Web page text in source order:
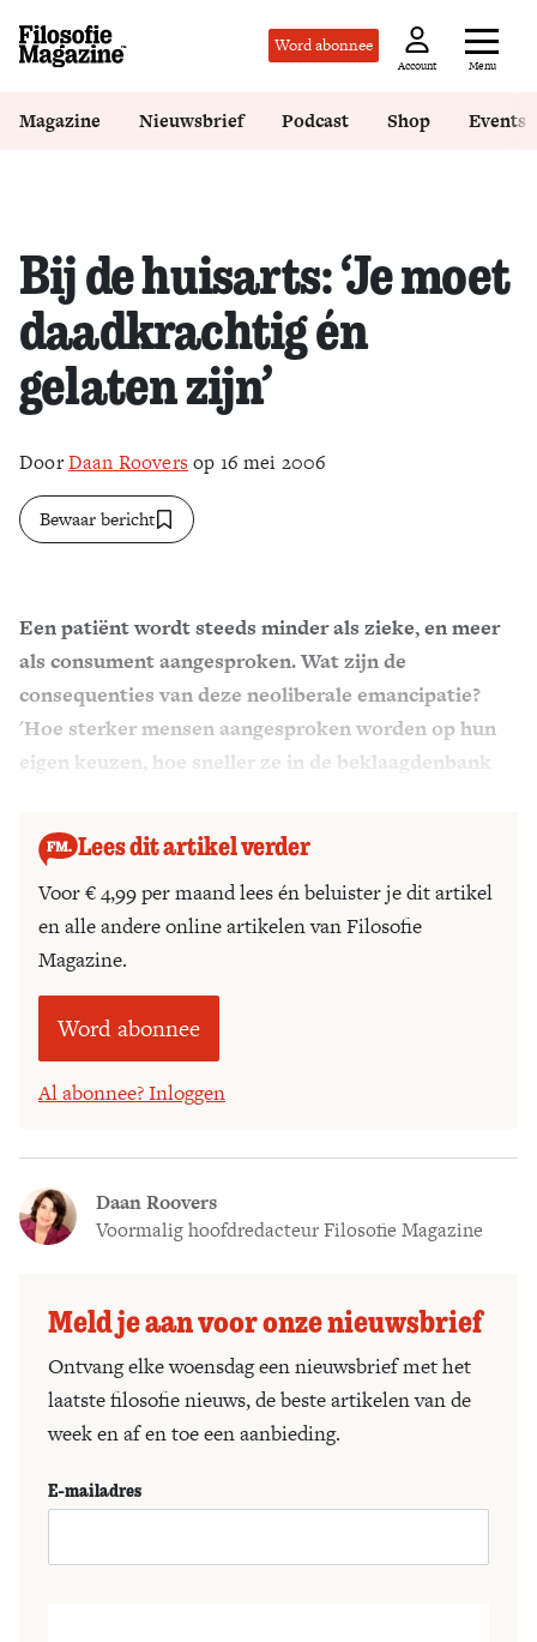
Word abonnee
Account Menu
Magazine Nieuwsbrief Podcast Shop Events
Bij de huisarts: ‘Je moet
daadkrachtig én
gelaten zijn’
DoorDaan Roovers op 16 mei 2006
Bewaar bericht
Een patiënt wordt steeds minder als zieke, en meer
als consument aangesproken. Wat zijn de
consequenties van deze neoliberale emancipatie?
'Hoe sterker mensen aangesproken worden op hun
eigen keuzen, hoe sneller ze in de beklaagdenbank
Lees dit artikel verder
Voor € 4,99 per maand lees én beluister je dit artikel
en alle andere online artikelen van Filosofie
Magazine.
Word abonnee
Al abonnee? Inloggen
Daan Roovers
Voormalig hoofdredacteur Filosofie Magazine
Meld je aan voor onze nieuwsbrief
Ontvang elke woensdag een nieuwsbrief met het
laatste filosofie nieuws, de beste artikelen van de
week en af en toe een aanbieding.
E-mailadres